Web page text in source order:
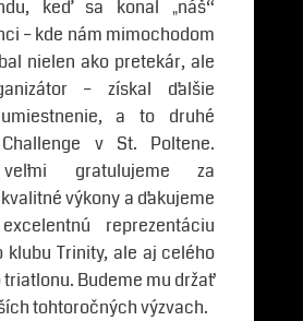
keď sa konal „náš“
– kde nám mimochodom
nielen ako pretekár, ale
– získal ďalšie
a to druhé
v St. Poltene.
gratulujeme za
výkony a ďakujeme
reprezentáciu
klubu Trinity, ale aj celého
Budeme mu držať
tohtoročných výzvach.